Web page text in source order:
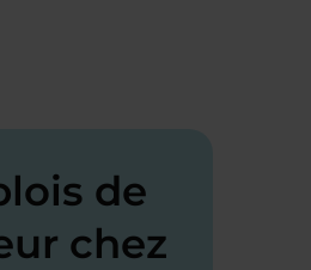
de
chez